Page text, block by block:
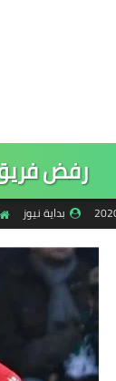
رفض
بداية نيوز